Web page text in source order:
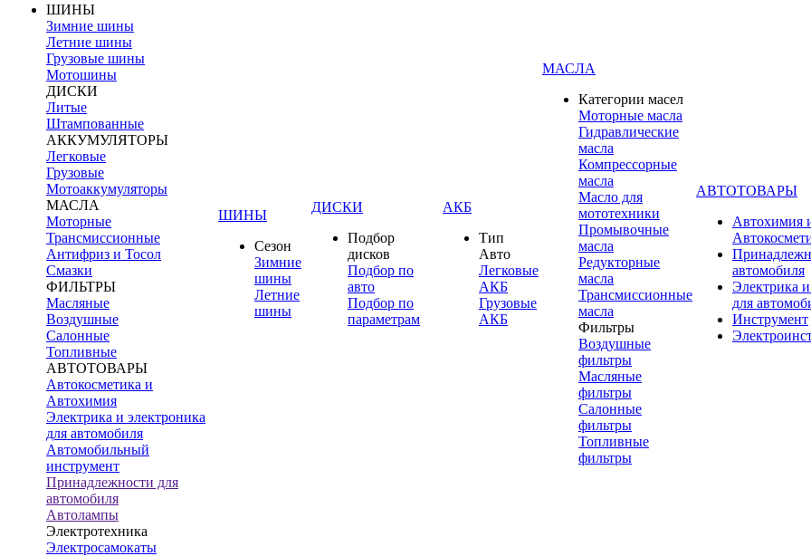
ШИНЫ
Зимние шины
Летние шины
Грузовые шины
Мотошины
ДИСКИ
Литые
Штампованные
АККУМУЛЯТОРЫ
Легковые
Грузовые
Мотоаккумуляторы
МАСЛА
Моторные
Трансмиссионные
Антифриз и Тосол
Смазки
ФИЛЬТРЫ
Масляные
Воздушные
Салонные
Топливные
АВТОТОВАРЫ
Автокосметика и
Автохимия
Электрика и электроника
для автомобиля
Автомобильный
инструмент
Принадлежности для
автомобиля
Автолампы
Электротехника
Электросамокаты
ШИНЫ
Сезон
Зимние
шины
Летние
шины
ДИСКИ
Подбор
дисков
Подбор по
авто
Подбор по
параметрам
АКБ
Тип
Авто
Легковые
АКБ
Грузовые
АКБ
МАСЛА
Категории масел
Моторные масла
Гидравлические
масла
Компрессорные
масла
Масло для
мототехники
Промывочные
масла
Редукторные
масла
Трансмиссионные
масла
Фильтры
Воздушные
фильтры
Масляные
фильтры
Салонные
фильтры
Топливные
фильтры
АВТОТОВАРЫ
Автохимия
автомобиля
Электрика
для
Инструмент